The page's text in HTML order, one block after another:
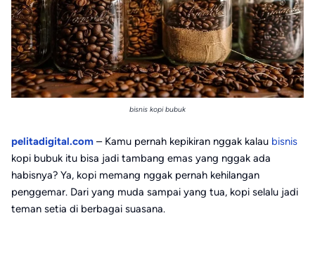
bisnis kopi bubuk
pelitadigital.com – Kamu pernah kepikiran nggak kalau bisnis
kopi bubuk itu bisa jadi tambang emas yang nggak ada
habisnya? Ya, kopi memang nggak pernah kehilangan
penggemar. Dari yang muda sampai yang tua, kopi selalu jadi
teman setia di berbagai suasana.